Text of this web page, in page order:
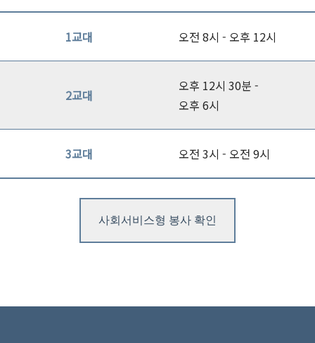
1교대 오전 8시 - 오후 12시
2교대
오후 12시 30분 -
오후 6시
3교대 오전 3시 - 오전 9시
사회서비스형 봉사 확인